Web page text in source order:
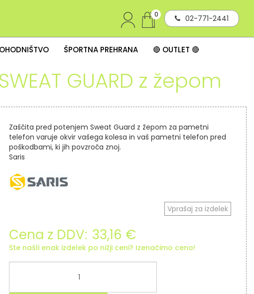
02-771-2441
0
ŠPORTNA PREHRANA 🔴 OUTLET 🔴
GUARD z žepom
Zaščita pred potenjem Sweat Guard z žepom za pametni
telefon varuje okvir vašega kolesa in vaš pametni telefon pred
poškodbami, ki jih povzroča znoj.
Saris
Vprašaj za izdelek
Cena z DDV: 33,16 €
Ste našli enak izdelek po nižji ceni? Izenačimo ceno!